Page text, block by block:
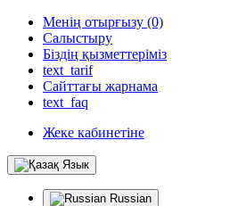
Менің отырғызу (0)
Салыстыру
Біздің қызметтеріміз
text_tarif
Сайттағы жарнама
text_faq
Жеке кабинетіне
Язык
Russian